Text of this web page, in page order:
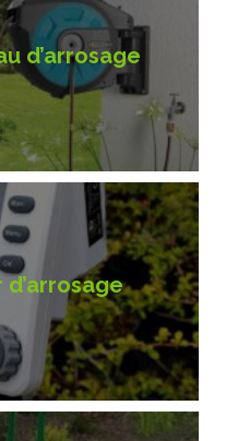
d’arrosage